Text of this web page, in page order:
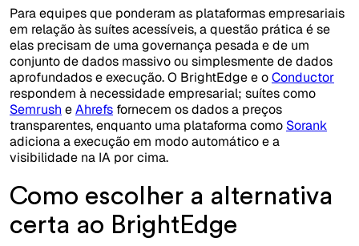
Para equipes que ponderam as plataformas empresariais
em relação às suítes acessíveis, a questão prática é se
elas precisam de uma governança pesada e de um
conjunto de dados massivo ou simplesmente de dados
aprofundados e execução. O BrightEdge e oConductor
respondem à necessidade empresarial; suítes como
Semrush eAhrefs fornecem os dados a preços
transparentes, enquanto uma plataforma como Sorank
adiciona a execução em modo automático e a
visibilidade na IA por cima.
Como escolher a alternativa
certa ao BrightEdge